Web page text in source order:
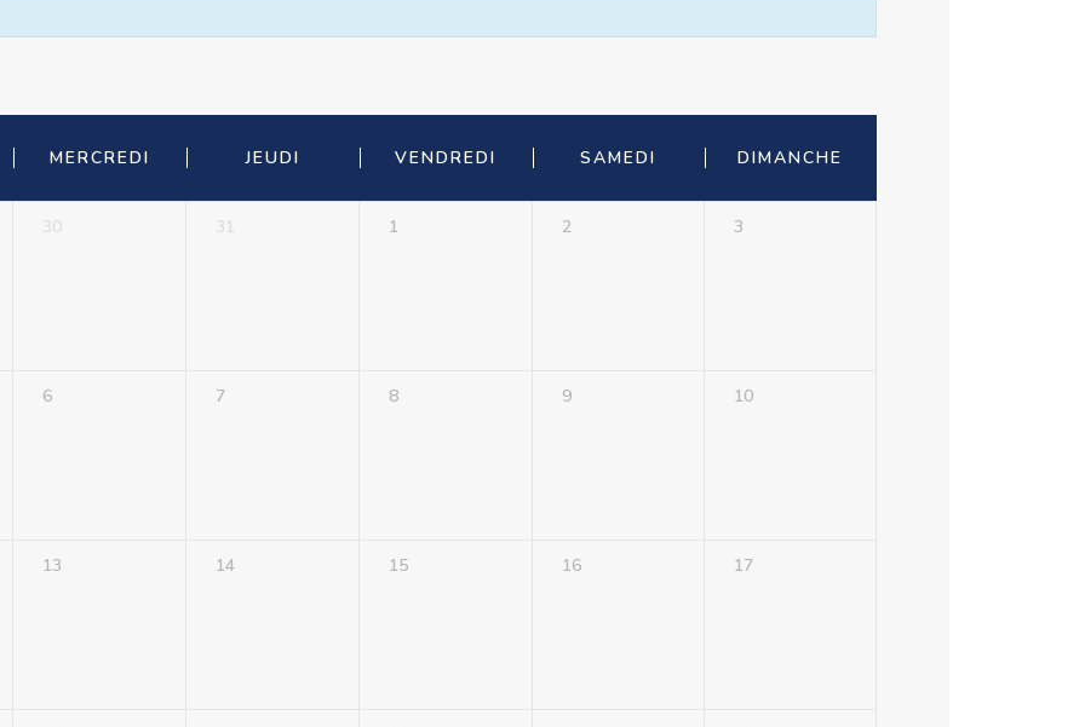
MERCREDI JEUDI VENDREDI SAMEDI DIMANCHE
30 31 1 2 3
6 7 8 9 10
13 14 15 16 17